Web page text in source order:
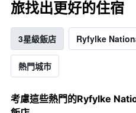
旅找出更好的住宿
3星級飯店 Ryfylke
熱門城市
考慮這些熱門的Ryfylke